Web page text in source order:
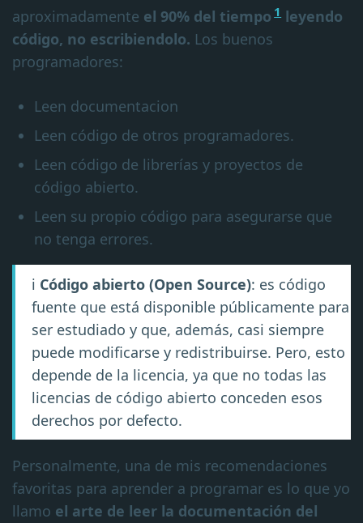
aproximadamente el 90% del tiempo 1leyendo
código, no escribiendolo. Los buenos
programadores:
Leen documentacion
Leen código de otros programadores.
Leen código de librerías y proyectos de
código abierto.
Leen su propio código para asegurarse que
no tenga errores.
ℹ️ Código abierto (Open Source): es código
fuente que está disponible públicamente para
ser estudiado y que, además, casi siempre
puede modificarse y redistribuirse. Pero, esto
depende de la licencia, ya que no todas las
licencias de código abierto conceden esos
derechos por defecto.
Personalmente, una de mis recomendaciones
favoritas para aprender a programar es lo que yo
llamo el arte de leer la documentación del